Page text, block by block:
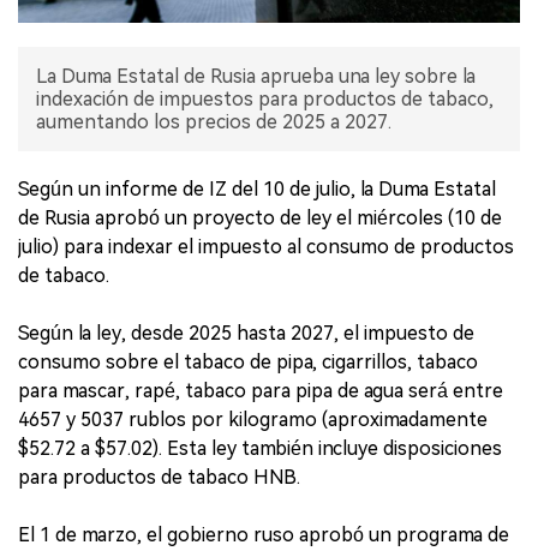
La Duma Estatal de Rusia aprueba una ley sobre la
indexación de impuestos para productos de tabaco,
aumentando los precios de 2025 a 2027.
Según un informe de IZ del 10 de julio, la Duma Estatal
de Rusia aprobó un proyecto de ley el miércoles (10 de
julio) para indexar el impuesto al consumo de productos
de tabaco.
Según la ley, desde 2025 hasta 2027, el impuesto de
consumo sobre el tabaco de pipa, cigarrillos, tabaco
para mascar, rapé, tabaco para pipa de agua será entre
4657 y 5037 rublos por kilogramo (aproximadamente
$52.72 a $57.02). Esta ley también incluye disposiciones
para productos de tabaco HNB.
El 1 de marzo, el gobierno ruso aprobó un programa de